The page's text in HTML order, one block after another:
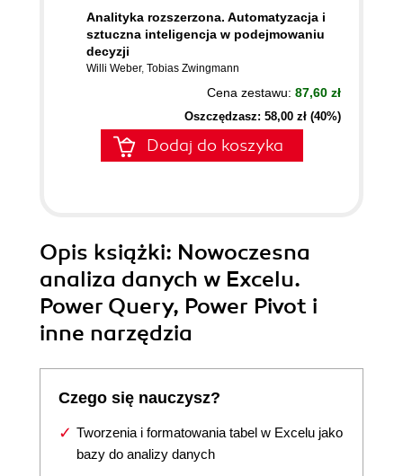
Analityka rozszerzona. Automatyzacja i
sztuczna inteligencja w podejmowaniu
decyzji
Willi Weber, Tobias Zwingmann
Cena zestawu: 87,60 zł
Oszczędzasz: 58,00 zł (40%)
Dodaj do koszyka
Opis książki: Nowoczesna
analiza danych w Excelu.
Power Query, Power Pivot i
inne narzędzia
Czego się nauczysz?
Tworzenia i formatowania tabel w Excelu jako
bazy do analizy danych